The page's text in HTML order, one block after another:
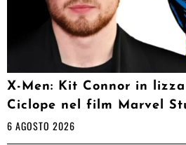
X-Men: Kit Connor in
Ciclope nel film Marvel
6 AGOSTO 2026